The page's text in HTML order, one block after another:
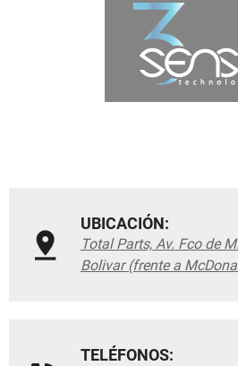
UBICACIÓN:
Total Parts, Av. Fco de
Bolivar (frente a
TELÉFONOS: